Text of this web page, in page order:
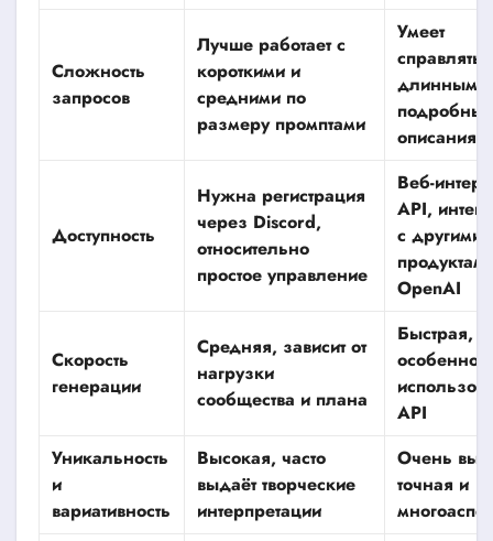
Сложность
запросов
Лучше работает с
короткими и
средними по
размеру промптами
Умеет
длинными
Доступность
Нужна регистрация
через Discord,
относительно
простое управление
Веб-
API,
с другими
OpenAI
Скорость
генерации
Средняя, зависит от
нагрузки
сообщества и плана
Быстрая,
особенно
API
Уникальность
и
вариативность
Высокая, часто
выдаёт творческие
интерпретации
Очень
точная и